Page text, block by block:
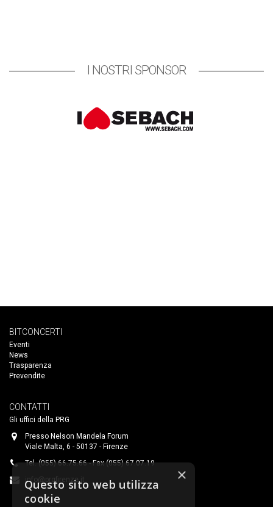
I NOSTRI SPONSOR
BITCONCERTI
Eventi
News
Trasparenza
Prevendite
CONTATTI
Gli uffici della PRG
Presso Nelson Mandela Forum
Viale Malta, 6 - 50137 - Firenze
Tel. (055) 66.75.66 - Fax (055) 67.07.19
info@prgfirenze.it
×
Questo sito web utilizza
cookie